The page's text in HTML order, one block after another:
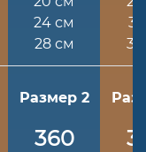
24 см
28 см
Размер 2
360